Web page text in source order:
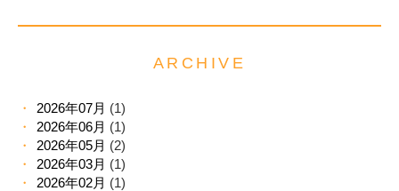
ARCHIVE
2026年07月 (1)
2026年06月 (1)
2026年05月 (2)
2026年03月 (1)
2026年02月 (1)